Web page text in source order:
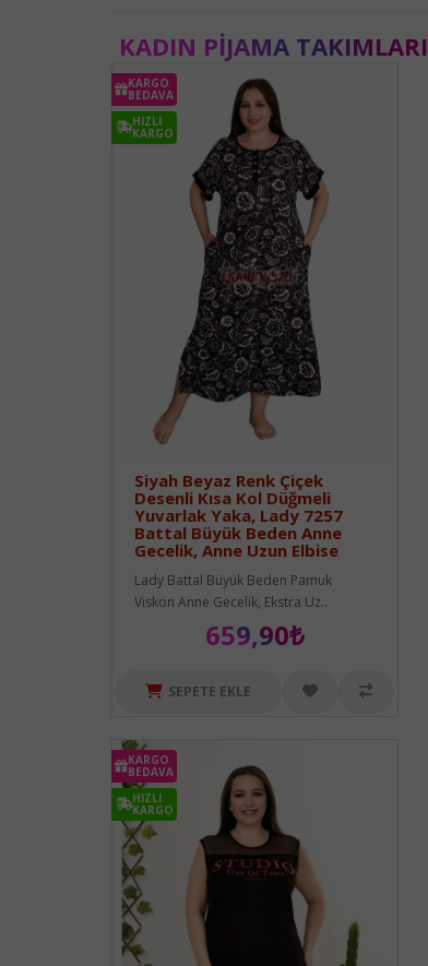
KADIN PIJAMA TAKIMLARI
KARGO
BEDAVA
HIZLI
KARGO
Siyah Beyaz Renk Çiçek
Desenli Kısa Kol Düğmeli
Yuvarlak Yaka, Lady 7257
Battal Büyük Beden Anne
Gecelik, Anne Uzun Elbise
Lady Battal Büyük Beden Pamuk
Viskon Anne Gecelik, Ekstra Uz..
659,90₺
SEPETE EKLE
KARGO
BEDAVA
HIZLI
KARGO